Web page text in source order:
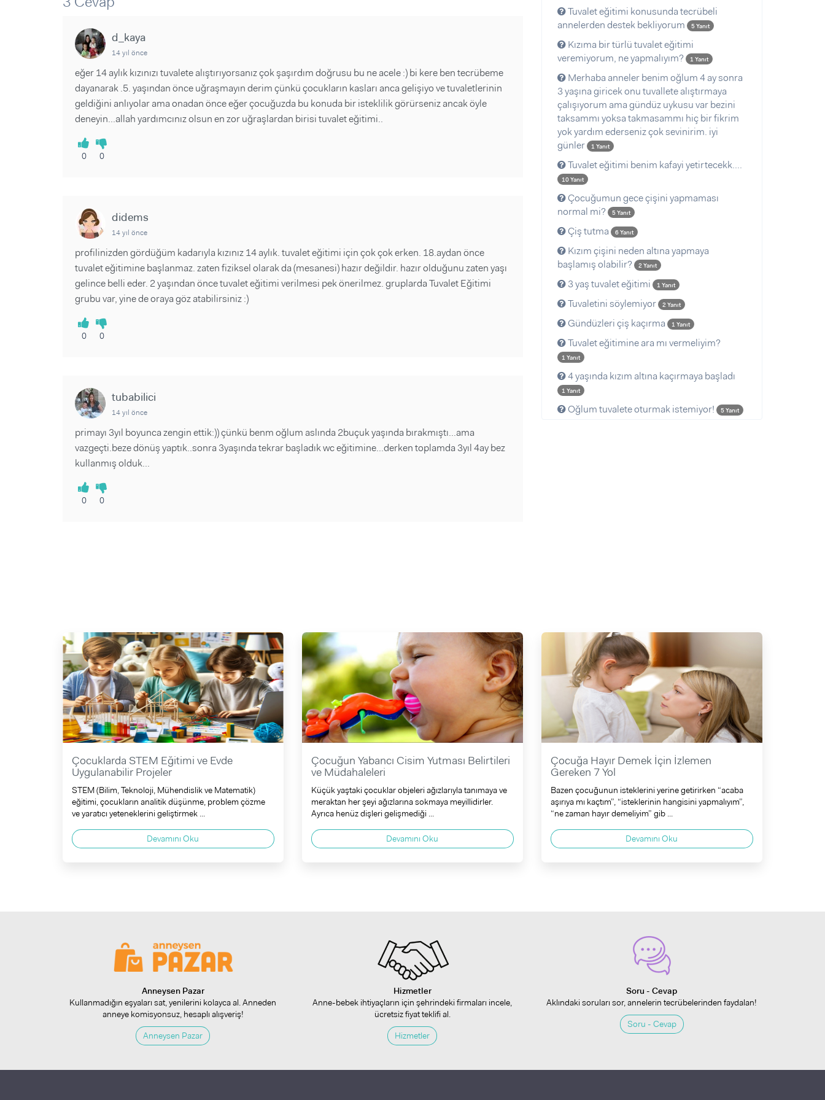
Sorular ve Yanıtlar
Makaleler
Videolar
d_kaya
14 yıl önce
eğer 14 aylık kızınızı tuvalete alıştırıyorsanız çok şaşırdım doğrusu bu ne acele :) bi kere ben tecrübeme
dayanarak .5. yaşından önce uğraşmayın derim çünkü çocukların kasları anca gelişiyo ve tuvaletlerinin
geldiğini anlıyolar ama onadan önce eğer çocuğuzda bu konuda bir isteklilik görürseniz ancak öyle
deneyin...allah yardımcınız olsun en zor uğraşlardan birisi tuvalet eğitimi..
0 0
didems
14 yıl önce
profilinizden gördüğüm kadarıyla kızınız 14 aylık. tuvalet eğitimi için çok çok erken. 18.aydan önce
tuvalet eğitimine başlanmaz. zaten fiziksel olarak da (mesanesi) hazır değildir. hazır olduğunu zaten yaşı
gelince belli eder. 2 yaşından önce tuvalet eğitimi verilmesi pek önerilmez. gruplarda Tuvalet Eğitimi
grubu var, yine de oraya göz atabilirsiniz :)
0 0
tubabilici
14 yıl önce
primayı 3yıl boyunca zengin ettik:)) çünkü benm oğlum aslında 2buçuk yaşında bırakmıştı...ama
vazgeçti.beze dönüş yaptık..sonra 3yaşında tekrar başladık wc eğitimine...derken toplamda 3yıl 4ay bez
kullanmış olduk...
0 0
Tuvalet eğitimi konusunda tecrübeli
annelerden destek bekliyorum
5 Yanıt
Kızıma bir türlü tuvalet eğitimi
veremiyorum, ne yapmalıyım?
1 Yanıt
Merhaba anneler benim oğlum 4 ay sonra
3 yaşına giricek onu tuvallete alıştırmaya
çalışıyorum ama gündüz uykusu var bezini
taksammı yoksa takmasammı hiç bir fikrim
yok yardım ederseniz çok sevinirim. iyi
günler
1 Yanıt
Tuvalet eğitimi benim kafayi yetirtecekk....
10 Yanıt
Çocuğumun gece çişini yapmaması
normal mi?
5 Yanıt
Çiş tutma 6 Yanıt
Kızım çişini neden altına yapmaya
başlamış olabilir?
2 Yanıt
3 yaş tuvalet eğitimi 1 Yanıt
Tuvaletini söylemiyor 2 Yanıt
Gündüzleri çiş kaçırma 1 Yanıt
Tuvalet eğitimine ara mı vermeliyim?
1 Yanıt
4 yaşında kızım altına kaçırmaya başladı
1 Yanıt
Oğlum tuvalete oturmak istemiyor! 5 Yanıt
Çocuklarda STEM Eğitimi ve Evde
Uygulanabilir Projeler
STEM (Bilim, Teknoloji, Mühendislik ve Matematik)
eğitimi, çocukların analitik düşünme, problem çözme
ve yaratıcı yeteneklerini geliştirmek ...
Devamını Oku
Çocuğun Yabancı Cisim Yutması Belirtileri
ve Müdahaleleri
Küçük yaştaki çocuklar objeleri ağızlarıyla tanımaya ve
meraktan her şeyi ağızlarına sokmaya meyillidirler.
Ayrıca henüz dişleri gelişmediği ...
Devamını Oku
Çocuğa Hayır Demek İçin İzlemen
Gereken 7 Yol
Bazen çocuğunun isteklerini yerine getirirken “acaba
aşırıya mı kaçtım”, “isteklerinin hangisini yapmalıyım”,
“ne zaman hayır demeliyim” gib ...
Devamını Oku
Anneysen Pazar
Kullanmadığın eşyaları sat, yenilerini kolayca al. Anneden
anneye komisyonsuz, hesaplı alışveriş!
Anneysen Pazar
Hizmetler
Anne-bebek ihtiyaçların için şehrindeki firmaları incele,
ücretsiz fiyat teklifi al.
Hizmetler
Soru - Cevap
Aklındaki soruları sor, annelerin tecrübelerinden faydalan!
Soru - Cevap